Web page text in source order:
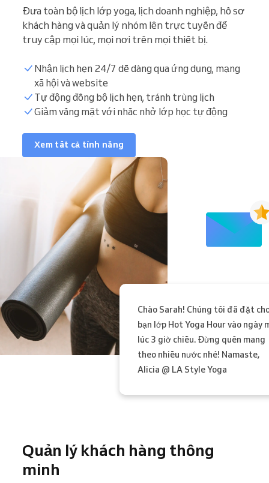
Chào Sarah! Chúng tôi đã đặt
bạn lớp Hot Yoga Hour vào ngày
lúc 3 giờ chiều. Đừng quên mang
theo nhiều nước nhé! Namaste,
Alicia @ LA Style Yoga
Đưa toàn bộ lịch lớp yoga, lịch doanh nghiệp, hồ sơ
khách hàng và quản lý nhóm lên trực tuyến để
truy cập mọi lúc, mọi nơi trên mọi thiết bị.
Nhận lịch hẹn 24/7 dễ dàng qua ứng dụng, mạng
xã hội và website
Tự động đồng bộ lịch hẹn, tránh trùng lịch
Giảm vắng mặt với nhắc nhở lớp học tự động
Xem tất cả tính năng
Quản lý khách hàng thông
minh